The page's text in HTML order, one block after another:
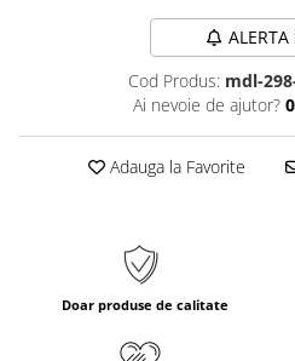
ALERTA
Cod Produs: mdl-
Ai nevoie de ajutor?
Adauga la Favorite
Doar produse de calitate